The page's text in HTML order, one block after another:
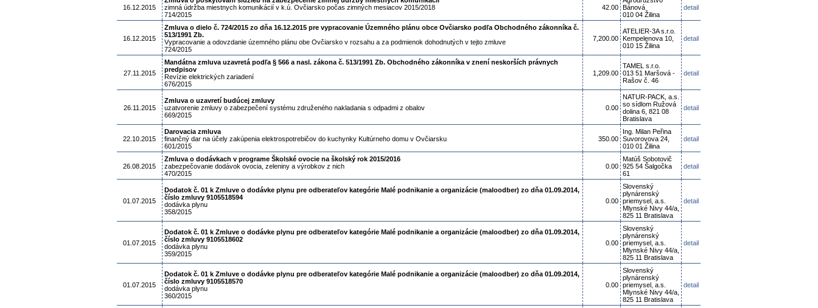
16.12.2015
zimná údržba miestnych komunikácií v k.ú. Ovčiarsko počas zimných mesiacov 2015/2018
714/2015
42.00 Bánová
010 04 Žilina
detail
16.12.2015
Zmluva o dielo č. 724/2015 zo dňa 16.12.2015 pre vypracovanie Územného plánu obce Ovčiarsko podľa Obchodného zákonníka č.
513/1991 Zb.
Vypracovanie a odovzdanie územného plánu obe Ovčiarsko v rozsahu a za podmienok dohodnutých v tejto zmluve
724/2015
7,200.00
ATELIER-3A s.r.o.
Kempelenova 10,
010 15 Žilina
detail
27.11.2015
Mandátna zmluva uzavretá podľa § 566 a nasl. zákona č. 513/1991 Zb. Obchodného zákonníka v znení neskorších právnych
predpisov
Revízie elektrických zariadení
676/2015
1,209.00
TAMEL s.r.o.
013 51 Maršová -
Rašov č. 46
detail
26.11.2015
Zmluva o uzavretí budúcej zmluvy
uzatvorenie zmluvy o zabezpečení systému združeného nakladania s odpadmi z obalov
669/2015
0.00
NATUR-PACK, a.s.
so sídlom Ružová
dolina 6, 821 08
Bratislava
detail
22.10.2015
Darovacia zmluva
finančný dar na účely zakúpenia elektrospotrebičov do kuchynky Kultúrneho domu v Ovčiarsku
601/2015
350.00
Ing. Milan Peřina
Suvorovova 24,
010 01 Žilina
detail
26.08.2015
Zmluva o dodávkach v programe Školské ovocie na školský rok 2015/2016
zabezpečovanie dodávok ovocia, zeleniny a výrobkov z nich
470/2015
0.00
Matúš Sobotovič
925 54 Šalgočka
61
detail
01.07.2015
Dodatok č. 01 k Zmluve o dodávke plynu pre odberateľov kategórie Malé podnikanie a organizácie (maloodber) zo dňa 01.09.2014,
číslo zmluvy 9105518594
dodávka plynu
358/2015
0.00
Slovenský
plynárenský
priemysel, a.s.
Mlynské Nivy 44/a,
825 11 Bratislava
detail
01.07.2015
Dodatok č. 01 k Zmluve o dodávke plynu pre odberateľov kategórie Malé podnikanie a organizácie (maloodber) zo dňa 01.09.2014,
číslo zmluvy 9105518602
dodávka plynu
359/2015
0.00
Slovenský
plynárenský
priemysel, a.s.
Mlynské Nivy 44/a,
825 11 Bratislava
detail
01.07.2015
Dodatok č. 01 k Zmluve o dodávke plynu pre odberateľov kategórie Malé podnikanie a organizácie (maloodber) zo dňa 01.09.2014,
číslo zmluvy 9105518570
dodávka plynu
360/2015
0.00
Slovenský
plynárenský
priemysel, a.s.
Mlynské Nivy 44/a,
825 11 Bratislava
detail